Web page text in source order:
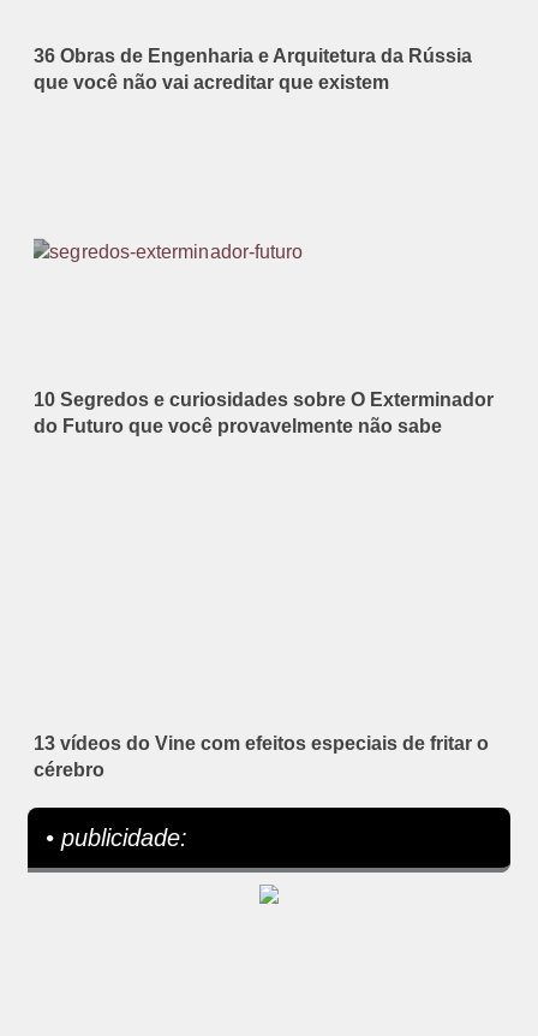
36 Obras de Engenharia e Arquitetura da Rússia
que você não vai acreditar que existem
10 Segredos e curiosidades sobre O Exterminador
do Futuro que você provavelmente não sabe
13 vídeos do Vine com efeitos especiais de fritar o
cérebro
• publicidade: